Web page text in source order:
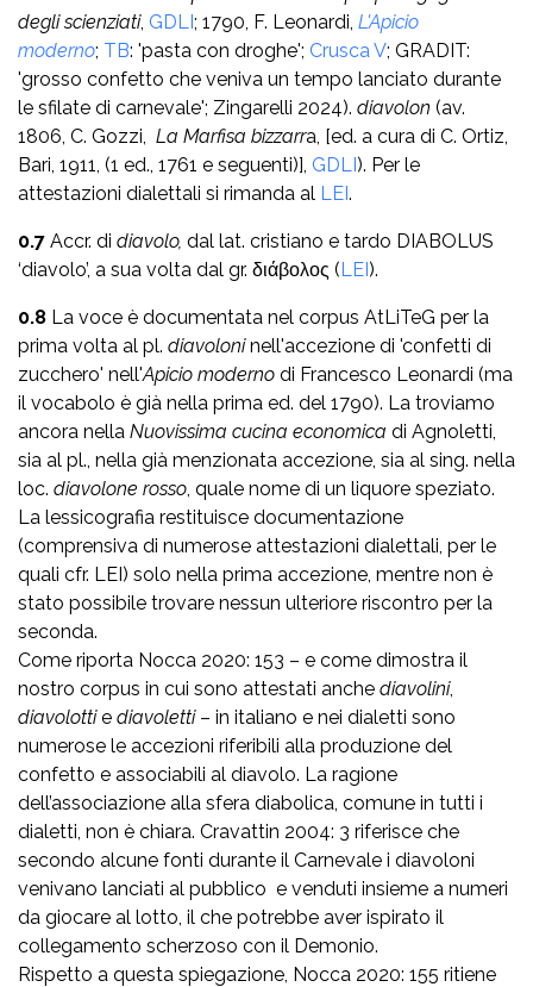
degli scienziati, GDLI; 1790, F. Leonardi, L'Apicio
moderno; TB: 'pasta con droghe'; Crusca V; GRADIT:
'grosso confetto che veniva un tempo lanciato durante
le sfilate di carnevale'; Zingarelli 2024). diavolon (av.
1806, C. Gozzi, La Marfisa bizzarra, [ed. a cura di C. Ortiz,
Bari, 1911, (1 ed., 1761 e seguenti)], GDLI). Per le
attestazioni dialettali si rimanda al LEI.
0.7 Accr. di diavolo, dal lat. cristiano e tardo DIABOLUS
‘diavolo’, a sua volta dal gr. διά­βολος (LEI).
0.8 La voce è documentata nel corpus AtLiTeG per la
prima volta al pl. diavoloninell'accezione di 'confetti di
zucchero' nell'Apicio moderno di Francesco Leonardi (ma
il vocabolo è già nella prima ed. del 1790). La troviamo
ancora nella Nuovissima cucina economica di Agnoletti,
sia al pl., nella già menzionata accezione, sia al sing. nella
loc. diavolone rosso, quale nome di un liquore speziato.
La lessicografia restituisce documentazione
(comprensiva di numerose attestazioni dialettali, per le
quali cfr. LEI) solo nella prima accezione, mentre non è
stato possibile trovare nessun ulteriore riscontro per la
seconda.
Come riporta Nocca 2020: 153 – e come dimostra il
nostro corpus in cui sono attestati anche diavolini,
diavolottie diavoletti – in italiano e nei dialetti sono
numerose le accezioni riferibili alla produzione del
confetto e associabili al diavolo. La ragione
dell’associazione alla sfera diabolica, comune in tutti i
dialetti, non è chiara. Cravattin 2004: 3 riferisce che
secondo alcune fonti durante il Carnevale i diavoloni
venivano lanciati al pubblico e venduti insieme a numeri
da giocare al lotto, il che potrebbe aver ispirato il
collegamento scherzoso con il Demonio.
Rispetto a questa spiegazione, Nocca 2020: 155 ritiene